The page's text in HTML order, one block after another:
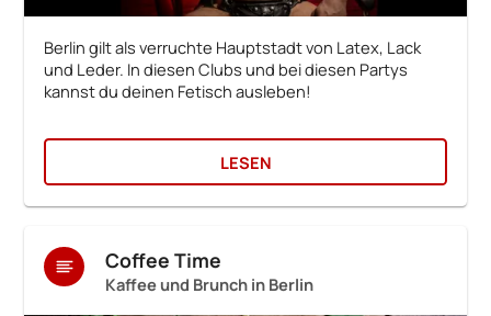
Berlin gilt als verruchte Hauptstadt von Latex, Lack
und Leder. In diesen Clubs und bei diesen Partys
kannst du deinen Fetisch ausleben!
LESEN
Coffee Time
Kaffee und Brunch in Berlin